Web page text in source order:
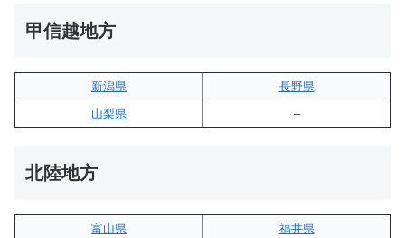
甲信越地方
新潟県
長野県
山梨県
–
北陸地方
富山県
福井県